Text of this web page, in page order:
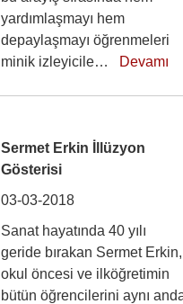
yardımlaşmayı hem
depaylaşmayı öğrenmeleri
minik izleyicile… Devamı
Sermet Erkin İllüzyon
Gösterisi
03-03-2018
Sanat hayatında 40 yılı
geride bırakan Sermet Erkin,
okul öncesi ve ilköğretimin
bütün öğrencilerini aynı